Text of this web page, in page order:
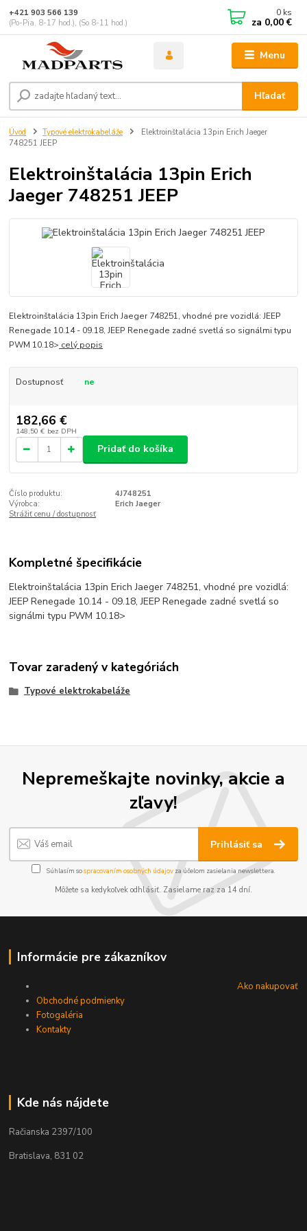
Menu
Hľadať
+421 903 566 139
(Po-Pia, 8-17 hod.), (So 8-11 hod.)
0 ks
za 0,00 €
Úvod Typové elektrokabeláže
Elektroinštalácia 13pin Erich Jaeger
748251 JEEP
Elektroinštalácia 13pin Erich
Jaeger 748251 JEEP
Elektroinštalácia 13pin Erich Jaeger 748251, vhodné pre vozidlá: JEEP
Renegade 10.14 - 09.18, JEEP Renegade zadné svetlá so signálmi typu
PWM 10.18> celý popis
Dostupnosť ne
182,66 €
148,50 € bez DPH
Pridať do košíka
Číslo produktu:
4J748251
Výrobca:
Erich Jaeger
Strážiť cenu / dostupnosť
Kompletné špecifikácie
Elektroinštalácia 13pin Erich Jaeger 748251, vhodné pre vozidlá:
JEEP Renegade 10.14 - 09.18, JEEP Renegade zadné svetlá so
signálmi typu PWM 10.18>
Tovar zaradený v kategóriách
Typové elektrokabeláže
Nepremeškajte novinky, akcie a
zľavy!
Prihlásiť sa
Súhlasím sospracovaním osobných údajov za účelom zasielania newslettera.
Môžete sa kedykoľvek odhlásiť. Zasielame raz za 14 dní.
Informácie pre zákazníkov
Ako nakupovať
Obchodné podmienky
Fotogaléria
Kontakty
Kde nás nájdete
Račianska 2397/100
Bratislava, 831 02